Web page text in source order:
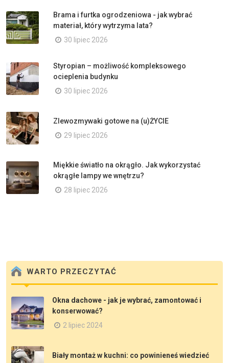
Brama i furtka ogrodzeniowa - jak wybrać
materiał, który wytrzyma lata?
30 lipiec 2026
Styropian – możliwość kompleksowego
ocieplenia budynku
30 lipiec 2026
Zlewozmywaki gotowe na (u)ŻYCIE
29 lipiec 2026
Miękkie światło na okrągło. Jak wykorzystać
okrągłe lampy we wnętrzu?
28 lipiec 2026
WARTO PRZECZYTAĆ
Okna dachowe - jak je wybrać, zamontować i
konserwować?
2 lipiec 2024
Biały montaż w kuchni: co powinieneś wiedzieć